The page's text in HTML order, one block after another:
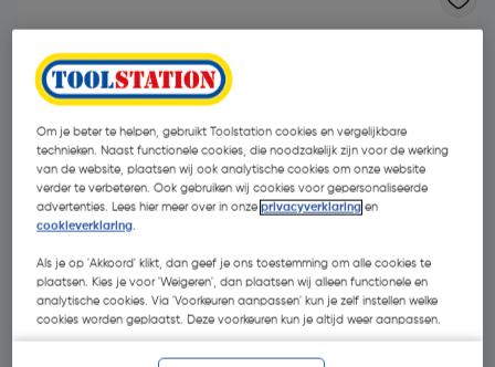
Om je beter te helpen, gebruikt Toolstation cookies en vergelijkbare
technieken. Naast functionele cookies, die noodzakelijk zijn voor de werking
van de website, plaatsen wij ook analytische cookies om onze website
verder te verbeteren. Ook gebruiken wij cookies voor gepersonaliseerde
advertenties. Lees hier meer over in onzeprivacyverklaring en
cookieverklaring.
Als je op 'Akkoord' klikt, dan geef je ons toestemming om alle cookies te
plaatsen. Kies je voor 'Weigeren', dan plaatsen wij alleen functionele en
analytische cookies. Via 'Voorkeuren aanpassen' kun je zelf instellen welke
cookies worden geplaatst. Deze voorkeuren kun je altijd weer aanpassen.